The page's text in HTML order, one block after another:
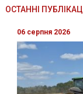
ОСТАННІ
06 серпня 2026